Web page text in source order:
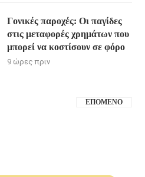
Γονικές παροχές: Οι παγίδες
στις μεταφορές χρημάτων που
μπορεί να κοστίσουν σε φόρο
9 ώρες πριν
ΕΠΌΜΕΝΟ